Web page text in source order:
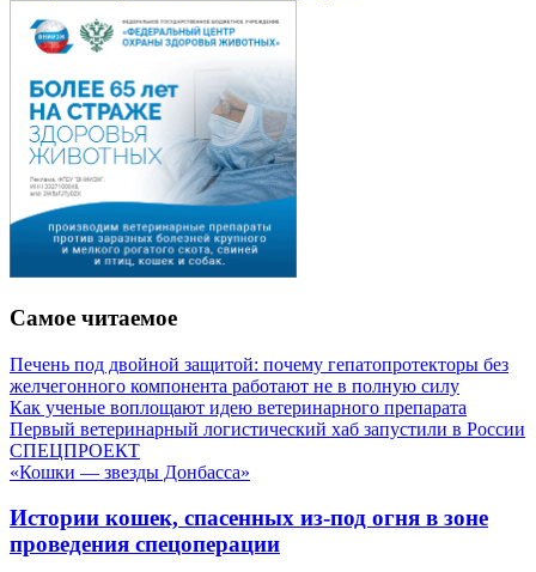
Самое читаемое
Печень под двойной защитой: почему гепатопротекторы без
желчегонного компонента работают не в полную силу
Как ученые воплощают идею ветеринарного препарата
Первый ветеринарный логистический хаб запустили в России
СПЕЦПРОЕКТ
«Кошки — звезды Донбасса»
Истории кошек, спасенных из-под огня в зоне
проведения спецоперации